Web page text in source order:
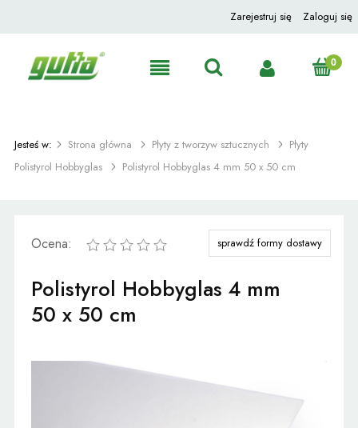
Zarejestruj się Zaloguj się
Jesteś w: Strona główna Płyty z tworzyw sztucznych
Płyty
Polistyrol Hobbyglas
Polistyrol Hobbyglas 4 mm 50 x 50 cm
Polistyrol Hobbyglas 4 mm
50 x 50 cm
sprawdź formy dostawy
Ocena: